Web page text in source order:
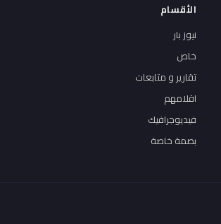
الأقسام
نيوز بار
خاص
تقارير و متابعات
اقلامهم
فيديوجرافيك
بصمة خاصة